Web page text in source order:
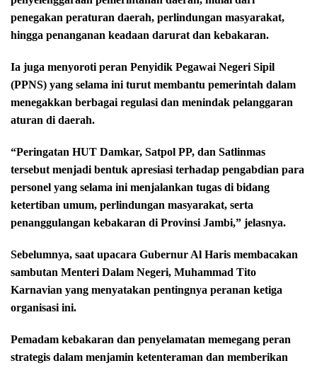
penegakan peraturan daerah, perlindungan masyarakat,
hingga penanganan keadaan darurat dan kebakaran.
Ia juga menyoroti peran Penyidik Pegawai Negeri Sipil
(PPNS) yang selama ini turut membantu pemerintah dalam
menegakkan berbagai regulasi dan menindak pelanggaran
aturan di daerah.
“Peringatan HUT Damkar, Satpol PP, dan Satlinmas
tersebut menjadi bentuk apresiasi terhadap pengabdian para
personel yang selama ini menjalankan tugas di bidang
ketertiban umum, perlindungan masyarakat, serta
penanggulangan kebakaran di Provinsi Jambi,” jelasnya.
Sebelumnya, saat upacara Gubernur Al Haris membacakan
sambutan Menteri Dalam Negeri, Muhammad Tito
Karnavian yang menyatakan pentingnya peranan ketiga
organisasi ini.
Pemadam kebakaran dan penyelamatan memegang peran
strategis dalam menjamin ketenteraman dan memberikan